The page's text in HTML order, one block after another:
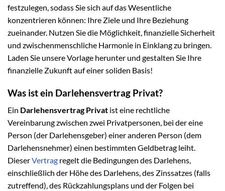
festzulegen, sodass Sie sich auf das Wesentliche
konzentrieren können: Ihre Ziele und Ihre Beziehung
zueinander. Nutzen Sie die Möglichkeit, finanzielle Sicherheit
und zwischenmenschliche Harmonie in Einklang zu bringen.
Laden Sie unsere Vorlage herunter und gestalten Sie Ihre
finanzielle Zukunft auf einer soliden Basis!
Was ist ein Darlehensvertrag Privat?
Ein Darlehensvertrag Privat ist eine rechtliche
Vereinbarung zwischen zwei Privatpersonen, bei der eine
Person (der Darlehensgeber) einer anderen Person (dem
Darlehensnehmer) einen bestimmten Geldbetrag leiht.
DieserVertrag regelt die Bedingungen des Darlehens,
einschließlich der Höhe des Darlehens, des Zinssatzes (falls
zutreffend), des Rückzahlungsplans und der Folgen bei